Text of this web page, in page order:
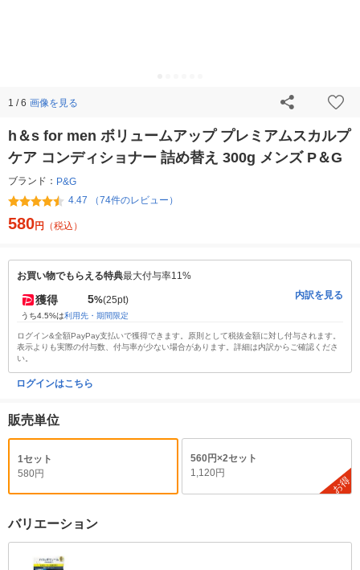
1 / 6 画像を見る
h＆s for men ボリュームアップ プレミアムスカルプ
ケア コンディショナー 詰め替え 300g メンズ P＆G
ブランド： P&G
4.47 （74件のレビュー）
580円 （税込）
お買い物でもらえる特典最大付与率11%
獲得 5%(25pt)
うち4.5%は利用先・期間限定
内訳を見る
ログイン&全額PayPay支払いで獲得できます。原則として税抜金額に対し付与されます。
表示よりも実際の付与数、付与率が少ない場合があります。詳細は内訳からご確認くださ
い。
ログインはこちら
販売単位
1セット
580円
560円×2セット
1,120円
お得
バリエーション